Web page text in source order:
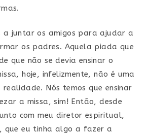
a juntar os amigos para ajudar a
os padres. Aquela piada que
que não se devia ensinar o
hoje, infelizmente, não é uma
Nós temos que ensinar
a missa, sim! Então, desde
com meu diretor espiritual,
que eu tinha algo a fazer a